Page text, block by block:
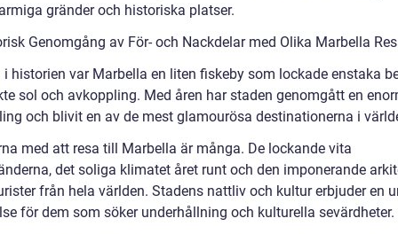
gränder och historiska platser.
Genomgång av För- och Nackdelar med Olika Marbella
historien var Marbella en liten fiskeby som lockade enstaka
sol och avkoppling. Med åren har staden genomgått en
och blivit en av de mest glamourösa destinationerna i
med att resa till Marbella är många. De lockande vita
det soliga klimatet året runt och den imponerande
från hela världen. Stadens nattliv och kultur erbjuder en
för dem som söker underhållning och kulturella sevärdheter.